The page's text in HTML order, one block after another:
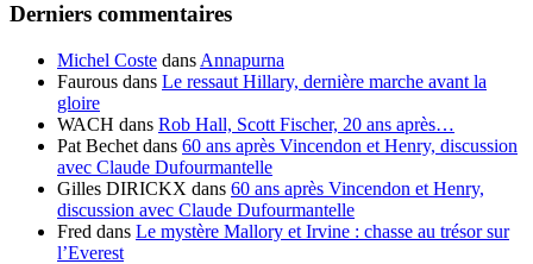
Derniers commentaires
Michel Coste dans Annapurna
Faurous dans Le ressaut Hillary, dernière marche avant la
gloire
WACH dans Rob Hall, Scott Fischer, 20 ans après…
Pat Bechet dans 60 ans après Vincendon et Henry, discussion
avec Claude Dufourmantelle
Gilles DIRICKX dans 60 ans après Vincendon et Henry,
discussion avec Claude Dufourmantelle
Fred dans Le mystère Mallory et Irvine : chasse au trésor sur
l’Everest